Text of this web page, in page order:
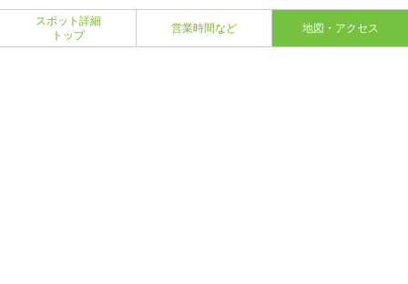
スポット詳細
トップ
営業時間など 地図・アクセス